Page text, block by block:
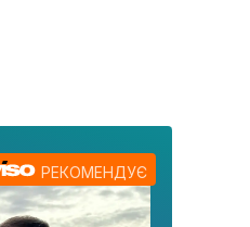
РЕКОМЕНДУЄ